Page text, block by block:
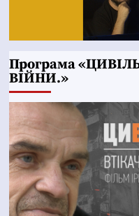
Програма
ВІЙНИ.»